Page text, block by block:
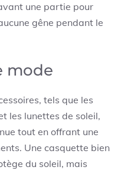
une partie pour
gêne pendant le
mode
tels que les
les lunettes de soleil,
tout en offrant une
Une casquette bien
du soleil, mais